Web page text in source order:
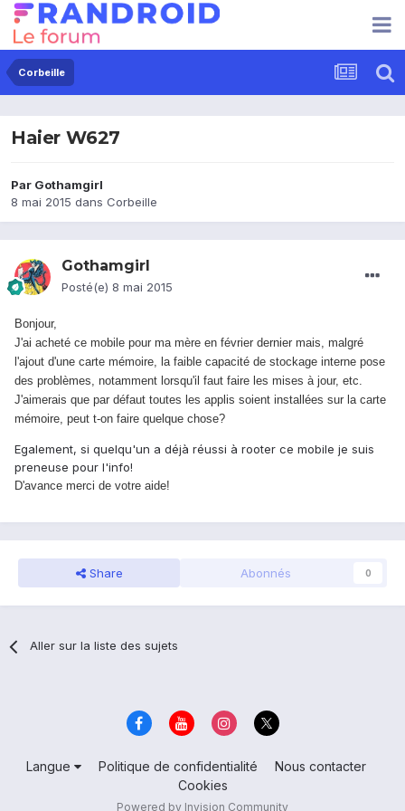
Corbeille
Haier W627
Par Gothamgirl
8 mai 2015 dans Corbeille
Gothamgirl
Posté(e) 8 mai 2015
Bonjour,
J'ai acheté ce mobile pour ma mère en février dernier mais, malgré
l'ajout d'une carte mémoire, la faible capacité de stockage interne pose
des problèmes, notamment lorsqu'il faut faire les mises à jour, etc.
J'aimerais que par défaut toutes les applis soient installées sur la carte
mémoire, peut t-on faire quelque chose?
​Egalement, si quelqu'un a déjà réussi à rooter ce mobile je suis
preneuse pour l'info!
D'avance merci de votre aide!
Share Abonnés 0
Aller sur la liste des sujets
Langue Politique de confidentialité
Nous contacter
Cookies
Powered by Invision Community